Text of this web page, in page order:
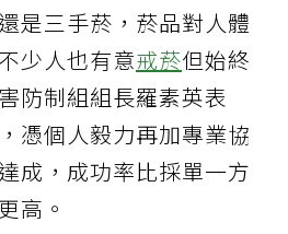
是三手菸，菸品對人體
少人也有意戒菸但始終
防制組組長羅素英表
憑個人毅力再加專業協
成，成功率比採單一方
高。